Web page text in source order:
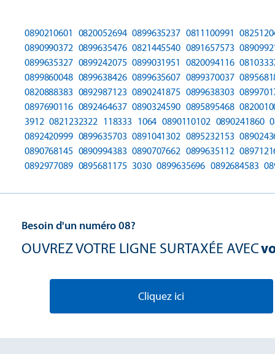
0890210601 0820052694 0899635237 0811100991
0890990372 0899635476 0821445540 0891657573
0899635327 0899242075 0899031951 0820094116
0899860048 0899638426 0899635607 0899370037
0820888383 0892987123 0890241875 0899638303
0897690116 0892464637 0890324590 0895895468
3912 0821232322 118333 1064 0890110102 0890241860
0892420999 0899635703 0891041302 0895232153
0890768145 0890994383 0890707662 0899635112
0892977089 0895681175 3030 0899635696 0892684583
Besoin d'un numéro 08?
OUVREZ VOTRE LIGNE SURTAXÉE AVEC
Cliquez ici